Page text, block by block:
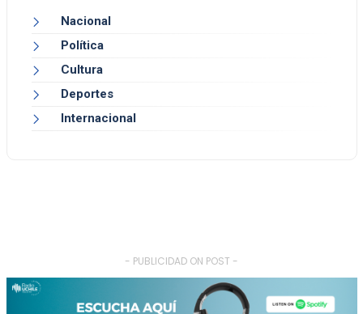
Nacional
Política
Cultura
Deportes
Internacional
- PUBLICIDAD ON POST -